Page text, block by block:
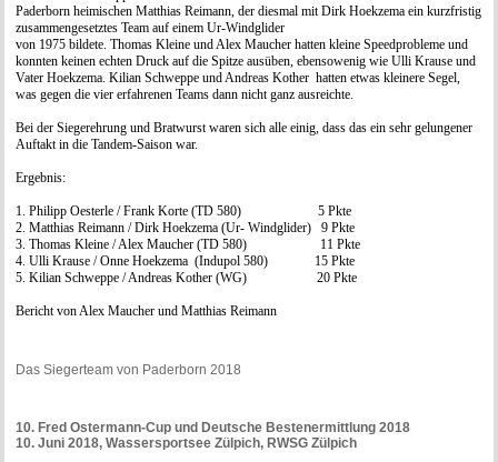
Paderborn heimischen Matthias Reimann, der diesmal mit Dirk Hoekzema ein kurzfristig
zusammengesetztes Team auf einem Ur-Windglider
von 1975 bildete. Thomas Kleine und Alex Maucher hatten kleine Speedprobleme und
konnten keinen echten Druck auf die Spitze ausüben, ebensowenig wie Ulli Krause und
Vater Hoekzema. Kilian Schweppe und Andreas Kother hatten etwas kleinere Segel,
was gegen die vier erfahrenen Teams dann nicht ganz ausreichte.
Bei der Siegerehrung und Bratwurst waren sich alle einig, dass das ein sehr gelungener
Auftakt in die Tandem-Saison war.
Ergebnis:
1. Philipp Oesterle / Frank Korte (TD 580) 5 Pkte
2. Matthias Reimann / Dirk Hoekzema (Ur- Windglider) 9 Pkte
3. Thomas Kleine / Alex Maucher (TD 580) 11 Pkte
4. Ulli Krause / Onne Hoekzema (Indupol 580) 15 Pkte
5. Kilian Schweppe / Andreas Kother (WG) 20 Pkte
Bericht von Alex Maucher und Matthias Reimann
Das Siegerteam von Paderborn 2018
10. Fred Ostermann-Cup und Deutsche Bestenermittlung 2018
10. Juni 2018, Wassersportsee Zülpich, RWSG Zülpich